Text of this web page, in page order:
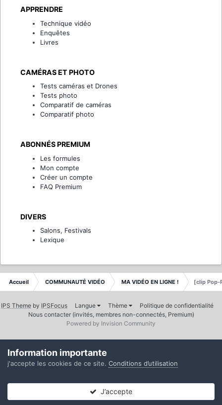
APPRENDRE
Technique vidéo
Enquêtes
Livres
CAMÉRAS ET PHOTO
Tests caméras et Drones
Tests photo
Comparatif de caméras
Comparatif photo
ABONNÉS PREMIUM
Les formules
Mon compte
Créer un compte
FAQ Premium
DIVERS
Salons, Festivals
Lexique
Accueil COMMUNAUTÉ VIDÉO MA VIDÉO EN LIGNE ! [clip Pop-
IPS Theme by IPSFocus Langue Thème
Politique de confidentialité
Nous contacter (invités, membres non-connectés, Premium)
Powered by Invision Community
Information importante
j'accepte les cookies de ce site. Conditions d’utilisation
J’accepte